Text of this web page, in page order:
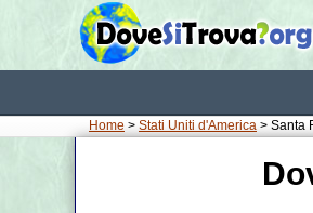
Home > Stati Uniti d'America > Santa